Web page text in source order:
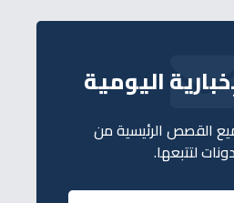
اليومية
القصص الرئيسية من
لتتبعها.